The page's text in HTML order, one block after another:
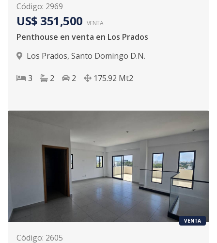
Código: 2969
US$ 351,500 VENTA
Penthouse en venta en Los Prados
Los Prados, Santo Domingo D.N.
3 2 2 175.92 Mt2
VENTA
Código: 2605